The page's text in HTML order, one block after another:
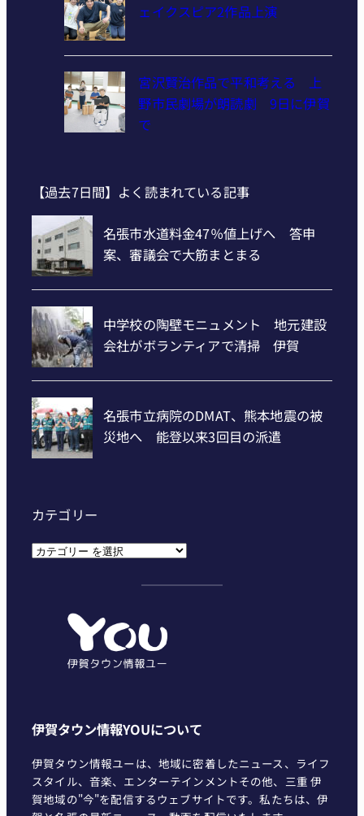
ェイクスピア2作品上演
宮沢賢治作品で平和考える 上
野市民劇場が朗読劇 9日に伊賀
で
【過去7日間】よく読まれている記事
カテゴリー
カ
伊賀タウン情報YOUについて
伊賀タウン情報ユーは、地域に密着したニュース、ライフ
スタイル、音楽、エンターテインメントその他、三重 伊
賀地域の"今"を配信するウェブサイトです。私たちは、伊